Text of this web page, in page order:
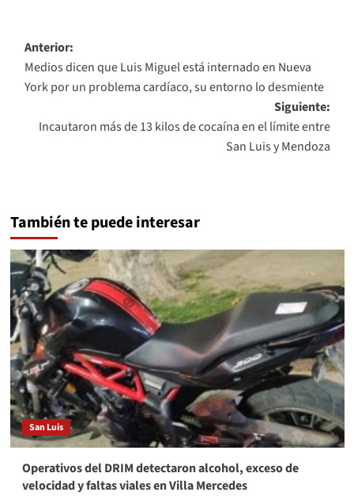
Navegación
de
entradas
Anterior:
Medios dicen que Luis Miguel está internado en Nueva
York por un problema cardíaco, su entorno lo desmiente
Siguiente:
Incautaron más de 13 kilos de cocaína en el límite entre
San Luis y Mendoza
También te puede interesar
San Luis
Operativos del DRIM detectaron alcohol, exceso de
velocidad y faltas viales en Villa Mercedes